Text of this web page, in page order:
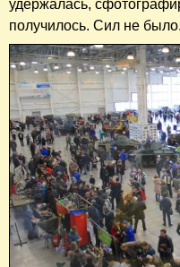
удержалась,
получилось. Сил не